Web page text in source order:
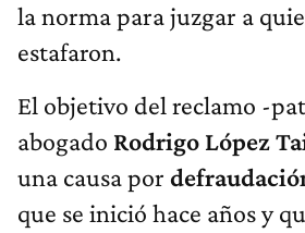
la norma para juzgar a
estafaron.
El objetivo del reclamo -
abogado Rodrigo López
una causa por
que se inició hace años y